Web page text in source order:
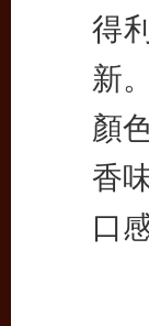
得
新。
顏
香
口